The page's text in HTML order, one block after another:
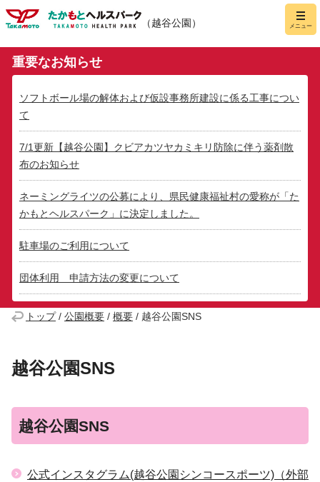
（越谷公園）
メニュー
重要なお知らせ
ソフトボール場の解体および仮設事務所建設に係る工事につい
て
7/1更新【越谷公園】クビアカツヤカミキリ防除に伴う薬剤散
布のお知らせ
ネーミングライツの公募により、県民健康福祉村の愛称が「た
かもとヘルスパーク」に決定しました。
駐車場のご利用について
団体利用 申請方法の変更について
トップ/ 公園概要 / 概要 / 越谷公園SNS
越谷公園SNS
越谷公園SNS
公式インスタグラム(越谷公園シンコースポーツ)（外部